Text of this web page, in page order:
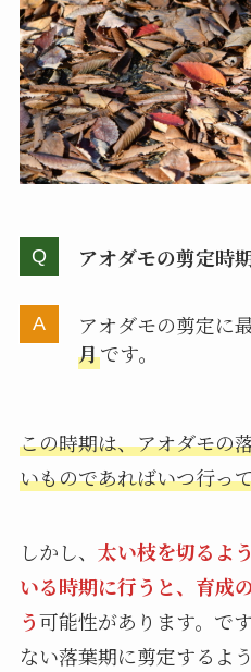
アオダモの剪定時
アオダモの剪定に
月です。
この時期は、アオダモの
いものであればいつ行っ
しかし、 太い枝を切るよ
いる時期に行うと、育成
う可能性があります。で
ない落葉期に剪定するよ